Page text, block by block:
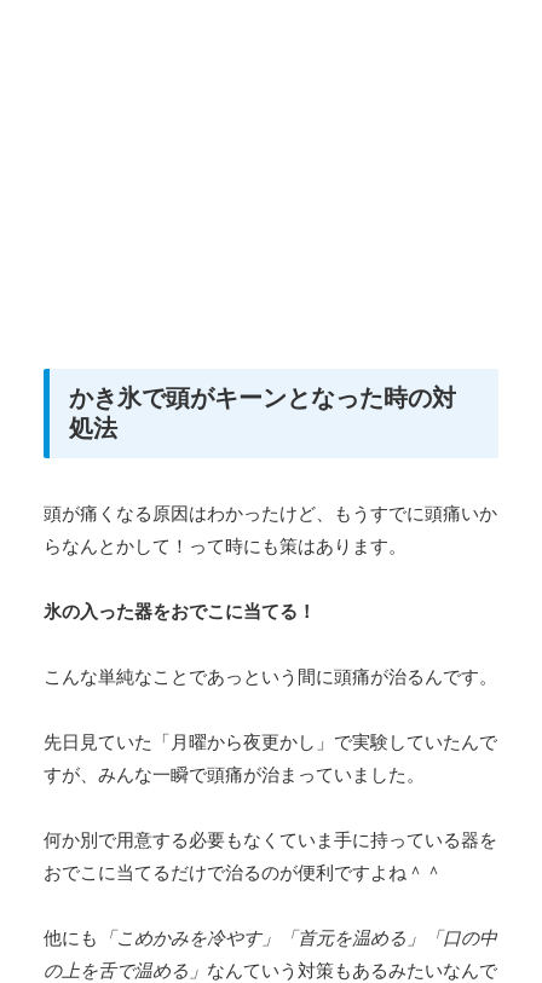
かき氷で頭がキーンとなった時の対
処法
頭が痛くなる原因はわかったけど、もうすでに頭痛いか
らなんとかして！って時にも策はあります。
氷の入った器をおでこに当てる！
こんな単純なことであっという間に頭痛が治るんです。
先日見ていた「月曜から夜更かし」で実験していたんで
すが、みんな一瞬で頭痛が治まっていました。
何か別で用意する必要もなくていま手に持っている器を
おでこに当てるだけで治るのが便利ですよね＾＾
他にも
「こめかみを冷やす」「首元を温める」「口の中
の上を舌で温める」 なんていう対策もあるみたいなんで